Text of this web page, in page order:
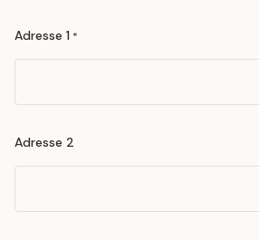
Adresse 1 *
Adresse 2